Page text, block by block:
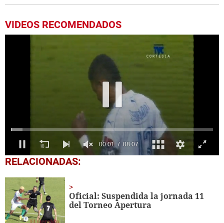
VIDEOS RECOMENDADOS
0
of
seconds
RELACIONADAS:
Oficial: Suspendida la jornada 11
del Torneo Apertura